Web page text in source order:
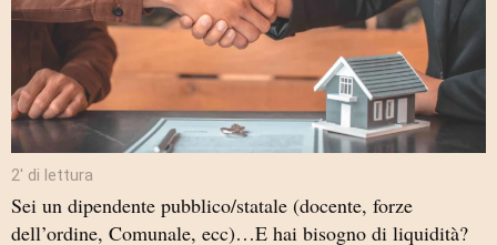
2′ di lettura
Sei un dipendente pubblico/statale (docente, forze
dell’ordine, Comunale, ecc)…E hai bisogno di liquidità?